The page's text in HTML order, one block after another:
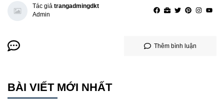
Tác giả trangadmingdkt
Admin
Thêm bình luận
BÀI VIẾT MỚI NHẤT